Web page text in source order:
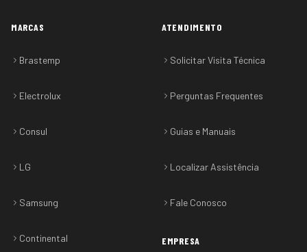
MARCAS
Brastemp
Electrolux
Consul
LG
Samsung
Continental
ATENDIMENTO
Solicitar Visita Técnica
Perguntas Frequentes
Guias e Manuais
Localizar Assistência
Fale Conosco
EMPRESA